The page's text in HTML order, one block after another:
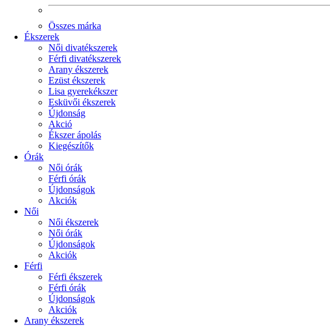
Összes márka
Ékszerek
Női divatékszerek
Férfi divatékszerek
Arany ékszerek
Ezüst ékszerek
Lisa gyerekékszer
Esküvői ékszerek
Újdonság
Akció
Ékszer ápolás
Kiegészítők
Órák
Női órák
Férfi órák
Újdonságok
Akciók
Női
Női ékszerek
Női órák
Újdonságok
Akciók
Férfi
Férfi ékszerek
Férfi órák
Újdonságok
Akciók
Arany ékszerek